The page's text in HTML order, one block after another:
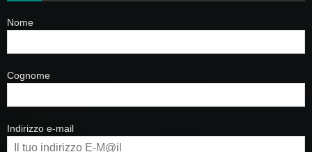
Nome
Cognome
Indirizzo e-mail